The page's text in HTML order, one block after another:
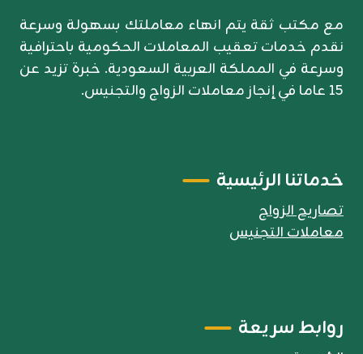
مع مكتب ثقة يتم انهاء معاملتك بسهولة وسرعة
نقدم خدمات تعقيب المعاملات الحكومية باحترافية
وسرعة في المملكة العربية السعودية. خبرة تزيد عن
15 عاما في إنجاز معاملات الزواج والتجنيس.
خدماتنا الرئيسية
تصاريح الزواج
معاملات التجنيس
روابط سريعة